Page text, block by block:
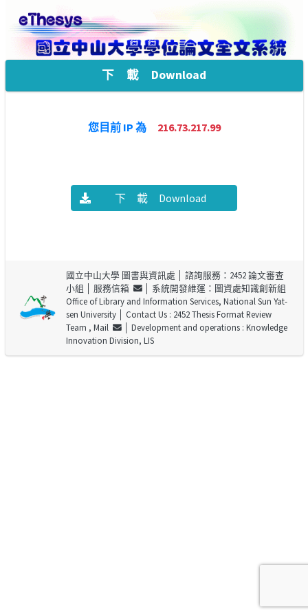
下 載 Download
您目前 IP 為 216.73.217.99
下 載 Download
國立中山大學 圖書與資訊處 │ 諮詢服務：2452 論文審查
小組 │ 服務信箱
│ 系統開發維運：圖資處知識創新組
Office of Library and Information Services, National Sun Yat-
sen University│ Contact Us : 2452 Thesis Format Review
Team , Mail
│ Development and operations : Knowledge
Innovation Division, LIS